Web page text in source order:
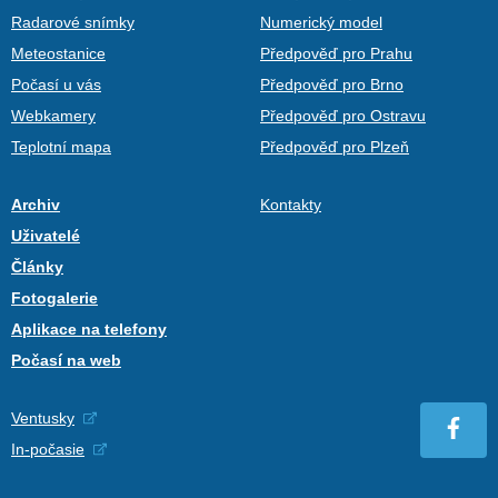
Radarové snímky
Meteostanice
Počasí u vás
Webkamery
Teplotní mapa
Numerický model
Předpověď pro Prahu
Předpověď pro Brno
Předpověď pro Ostravu
Předpověď pro Plzeň
Archiv
Uživatelé
Články
Fotogalerie
Aplikace na telefony
Počasí na web
Kontakty
Ventusky
In-počasie